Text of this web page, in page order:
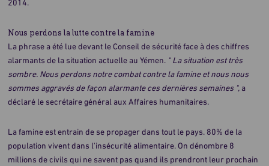
2014.
Nous perdons la lutte contre la famine
La phrase a été lue devant le Conseil de sécurité face à des chiffres
alarmants de la situation actuelle au Yémen. " La situation est très
sombre. Nous perdons notre combat contre la famine et nous nous
sommes aggravés de façon alarmante ces dernières semaines ", a
déclaré le secrétaire général aux Affaires humanitaires.
La famine est entrain de se propager dans tout le pays. 80% de la
population vivent dans l'insécurité alimentaire. On dénombre 8
millions de civils qui ne savent pas quand ils prendront leur prochain